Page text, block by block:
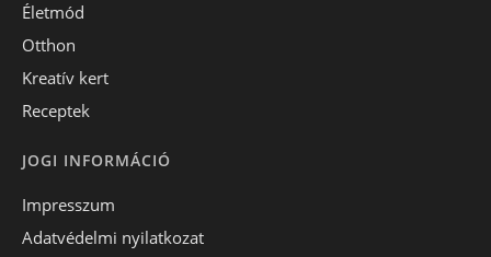
Életmód
Otthon
Kreatív kert
Receptek
JOGI INFORMÁCIÓ
Impresszum
Adatvédelmi nyilatkozat